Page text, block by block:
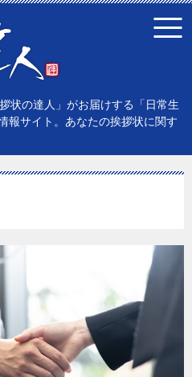
状の達人」がお届けする「日常生
報サイト。あなたの挨拶状に関す